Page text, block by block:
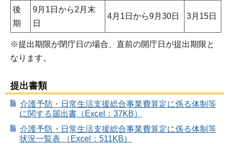
後
期
9月1日から2月末
日
4月1日から9月30日 3月15日
※提出期限が閉庁日の場合、直前の開庁日が提出期限と
なります。
提出書類
介護予防・日常生活支援総合事業費算定に係る体制等
に関する届出書（Excel：37KB）
介護予防・日常生活支援総合事業費算定に係る体制等
状況一覧表 （Excel：511KB）